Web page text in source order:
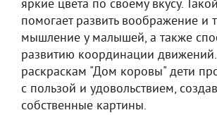
яркие цвета по своему вкусу.
помогает развить воображение и
мышление у малышей, а также
развитию координации
раскраскам "Дом коровы" дети
с пользой и удовольствием,
собственные картины.